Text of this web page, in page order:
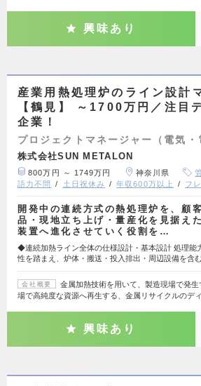
興味あり
産業用熱処理炉のライン設計
【鶴見】 ～1700万円／注目
企業！
プロジェクトマネージャー（電気・
株式会社SUN METALON
800万円 ～ 1749万円 神奈川県
語力不問
土日祝休み 年収600万以上 フ
開発中の連続方式の熱処理炉を、顧
品・現地立ち上げ・量産化を見据え
装置へ進化させていく役割を…
◆連続加熱ライン全体の仕様設計・基本設計 処理能
性を踏まえ、炉体・搬送・投入排出・周辺設備を含
会社概要
金属加熱技術を用いて、製造現場で発
場で高純度な資源へ再生する、金属リサイクルのデ
興味あり